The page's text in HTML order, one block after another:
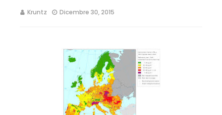
Kruntz Dicembre 30, 2015